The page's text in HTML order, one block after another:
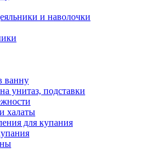
и наволочки
ванну
унитаз, подставки
халаты
для купания